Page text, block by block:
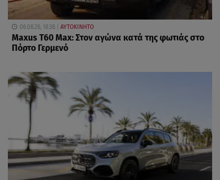
06.08.26, 18:38 ΑΥΤΟΚΙΝΗΤΟ
Maxus T60 Max: Στον αγώνα κατά της φωτιάς στο
Πόρτο Γερμενό